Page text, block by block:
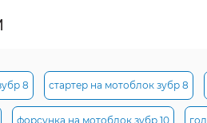
8 стартер на мотоблок зубр 8